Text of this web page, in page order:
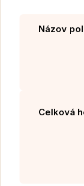
Názov
Celková